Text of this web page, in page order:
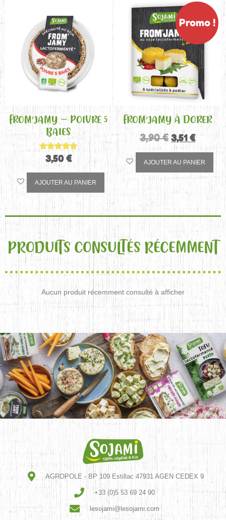
FROM’JAMY – POIVRE 5
BAIES
Note
5.00
3,50€
AJOUTER AU PANIER
Promo !
FROM’JAMY À DORER
3,90€ 3,51€
AJOUTER AU PANIER
PRODUITS CONSULTÉS RÉCEMMENT
Aucun produit récemment consulté à afficher
AGROPOLE - BP 109 Estillac 47931 AGEN CEDEX 9
+33 (0)5 53 69 24 90
lesojami@lesojami.com